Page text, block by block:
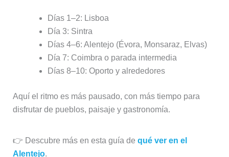
Días 1–2: Lisboa
Día 3: Sintra
Días 4–6: Alentejo (Évora, Monsaraz, Elvas)
Día 7: Coimbra o parada intermedia
Días 8–10: Oporto y alrededores
Aquí el ritmo es más pausado, con más tiempo para
disfrutar de pueblos, paisaje y gastronomía.
👉 Descubre más en esta guía de qué ver en el
Alentejo.